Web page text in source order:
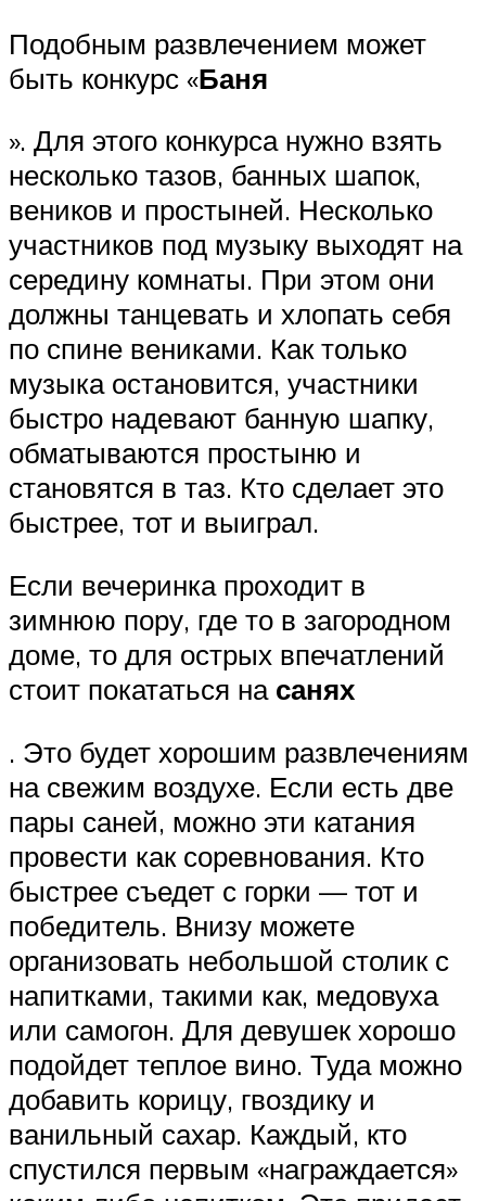
Подобным развлечением может
быть конкурс «Баня
». Для этого конкурса нужно взять
несколько тазов, банных шапок,
веников и простыней. Несколько
участников под музыку выходят на
середину комнаты. При этом они
должны танцевать и хлопать себя
по спине вениками. Как только
музыка остановится, участники
быстро надевают банную шапку,
обматываются простыню и
становятся в таз. Кто сделает это
быстрее, тот и выиграл.
Если вечеринка проходит в
зимнюю пору, где то в загородном
доме, то для острых впечатлений
стоит покататься на санях
. Это будет хорошим развлечениям
на свежим воздухе. Если есть две
пары саней, можно эти катания
провести как соревнования. Кто
быстрее съедет с горки — тот и
победитель. Внизу можете
организовать небольшой столик с
напитками, такими как, медовуха
или самогон. Для девушек хорошо
подойдет теплое вино. Туда можно
добавить корицу, гвоздику и
ванильный сахар. Каждый, кто
спустился первым «награждается»